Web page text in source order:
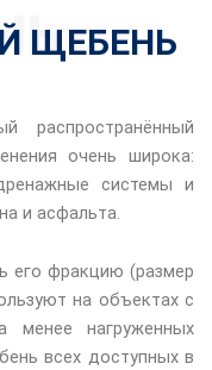
ЩЕБЕНЬ
распространённый
очень широка:
системы и
и асфальта.
его фракцию (размер
на объектах с
менее нагруженных
всех доступных в